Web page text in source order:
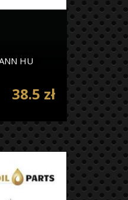
HU
38.5 zł